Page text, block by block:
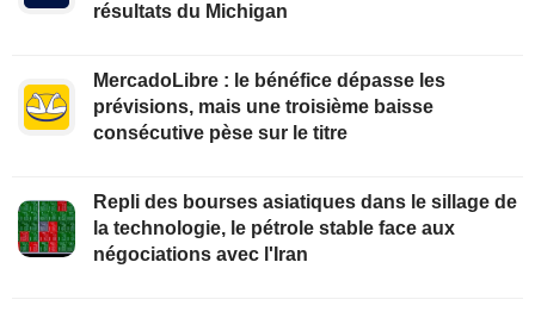
résultats du Michigan
MercadoLibre : le bénéfice dépasse les
prévisions, mais une troisième baisse
consécutive pèse sur le titre
Repli des bourses asiatiques dans le sillage de
la technologie, le pétrole stable face aux
négociations avec l'Iran